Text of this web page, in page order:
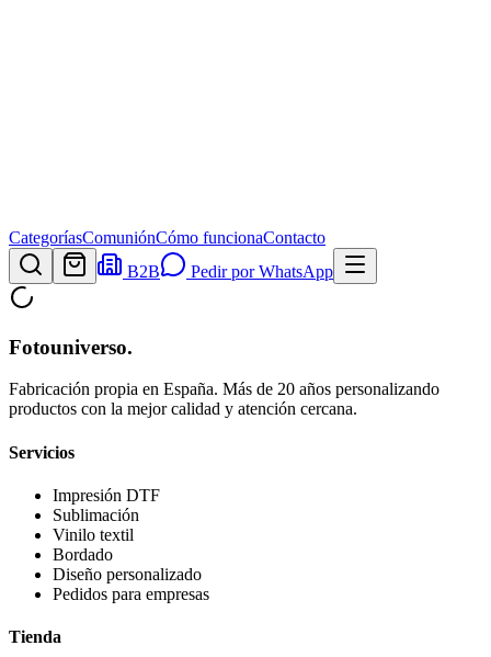
CategoríasComuniónCómo funcionaContacto
B2B
Pedir por WhatsApp
Fotouniverso.
Fabricación propia en España. Más de 20 años personalizando
productos con la mejor calidad y atención cercana.
Servicios
Impresión DTF
Sublimación
Vinilo textil
Bordado
Diseño personalizado
Pedidos para empresas
Tienda